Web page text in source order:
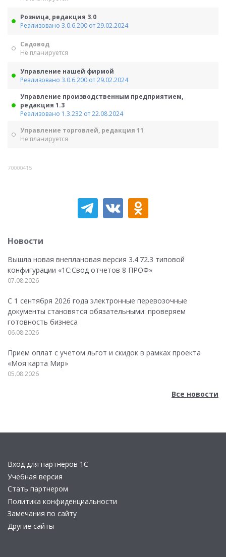
Розница, редакция 3.0
Реализовано 3.0.6.200 от 29.02.2024
Садовод
Не планируется
Управление нашей фирмой
Реализовано 3.0.6.200 от 29.02.2024
Управление производственным предприятием,
редакция 1.3
Реализовано 1.3.232 от 22.08.2024
Управление торговлей, редакция 11
Не планируется
70000415
Новости
Вышла новая внеплановая версия 3.4.72.3 типовой
конфигурации «1C:Свод отчетов 8 ПРОФ»
07.08.2026
С 1 сентября 2026 года электронные перевозочные
документы становятся обязательными: проверяем
готовность бизнеса
06.08.2026
Прием оплат с учетом льгот и скидок в рамках проекта
«Моя карта Мир»
05.08.2026
Все новости
Вход для партнеров 1С
Учебная версия
Стать партнером
Политика конфиденциальности
Замечания по сайту
Другие сайты